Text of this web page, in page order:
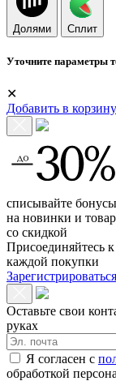
Долями Сплит
Уточните параметры
✕
Добавить в корзину
списывайте бонусы
на новинки и
со скидкой
Присоединяйтесь
каждой покупки
Зарегистрироваться
Оставьте свои
руках
Я согласен с
обработкой